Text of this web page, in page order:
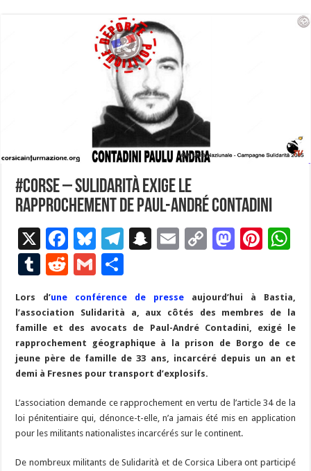
#Corse – Sulidarità exige le
rapprochement de Paul-André Contadini
X
F
ac
e
b
o
o
k
Bl
u
es
ky
T
gr
a
m
S
p
c
h
at
E
l
C
y
Li
n
k
M
d
o
n
Pi
es
t
p
p
T
u
m
bl
r
R
d
di
t
G
m
ai
l
ar
ta
g
er
Lors d’une conférence de presseaujourd’hui à Bastia,
l’association Sulidarità a, aux côtés des membres de la
famille et des avocats de Paul-André Contadini, exigé le
rapprochement géographique à la prison de Borgo de ce
jeune père de famille de 33 ans, incarcéré depuis un an et
demi à Fresnes pour transport d’explosifs.
L’association demande ce rapprochement en vertu de l’article 34 de la
loi pénitentiaire qui, dénonce-t-elle, n’a jamais été mis en application
pour les militants nationalistes incarcérés sur le continent.
De nombreux militants de Sulidarità et de Corsica Libera ont participé